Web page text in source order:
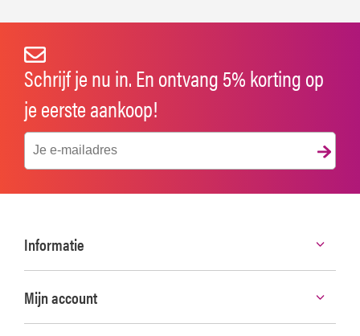
Schrijf je nu in. En ontvang 5% korting op
je eerste aankoop!
Informatie
Mijn account